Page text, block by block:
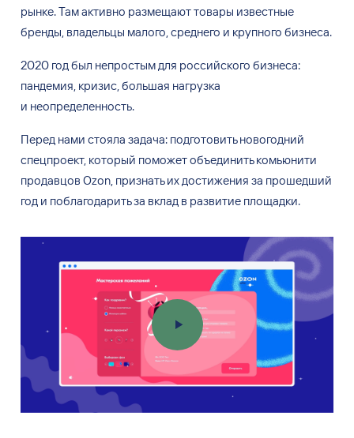
рынке. Тамактивно размещают товары известные
бренды, владельцы малого, среднего и крупного бизнеса.
2020 годбыл непростым для российского бизнеса:
пандемия, кризис, большая нагрузка
и неопределенность.
Перед нами стояла задача: подготовить новогодний
спецпроект, который поможет объединить комьюнити
продавцов Ozon, признать ихдостижения за прошедший
год и поблагодарить за вклад в развитие площадки.